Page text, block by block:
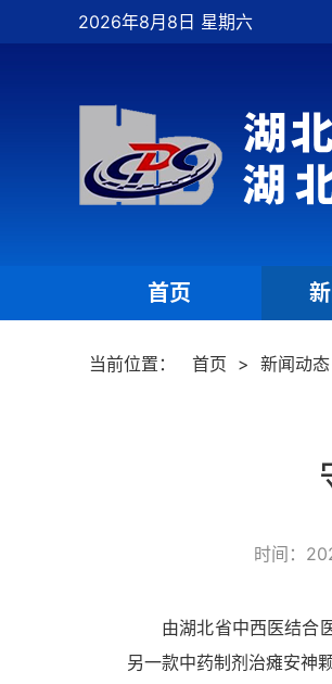
2026年8月8日 星期六
首页
当前位置： 首页 > 新闻动态
时间：
由湖北省中西医结合
另一款中药制剂治瘫安神